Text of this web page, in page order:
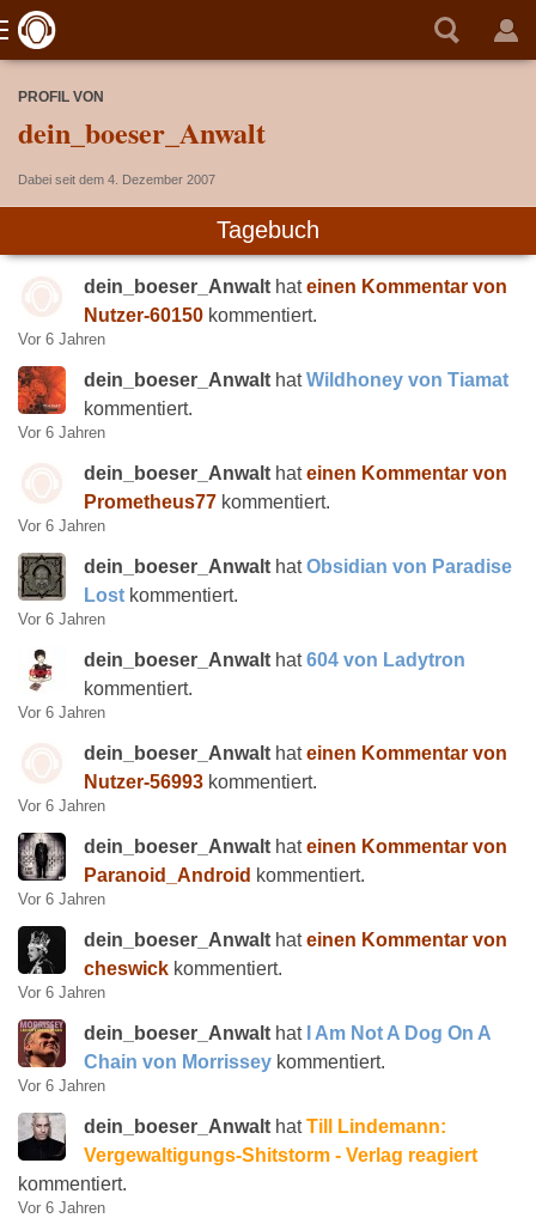
PROFIL VON
dein_boeser_Anwalt
Dabei seit dem 4. Dezember 2007
Tagebuch
dein_boeser_Anwalt hateinen Kommentar von
Nutzer-60150 kommentiert.
Vor 6 Jahren
dein_boeser_Anwalt hatWildhoney von Tiamat
kommentiert.
Vor 6 Jahren
dein_boeser_Anwalt hateinen Kommentar von
Prometheus77 kommentiert.
Vor 6 Jahren
dein_boeser_Anwalt hatObsidian von Paradise
Lost kommentiert.
Vor 6 Jahren
dein_boeser_Anwalt hat604 von Ladytron
kommentiert.
Vor 6 Jahren
dein_boeser_Anwalt hateinen Kommentar von
Nutzer-56993 kommentiert.
Vor 6 Jahren
dein_boeser_Anwalt hateinen Kommentar von
Paranoid_Android kommentiert.
Vor 6 Jahren
dein_boeser_Anwalt hateinen Kommentar von
cheswick kommentiert.
Vor 6 Jahren
dein_boeser_Anwalt hat
I Am Not A Dog On A
Chain von Morrissey kommentiert.
Vor 6 Jahren
dein_boeser_Anwalt hatTill Lindemann:
Vergewaltigungs-Shitstorm - Verlag reagiert
kommentiert.
Vor 6 Jahren